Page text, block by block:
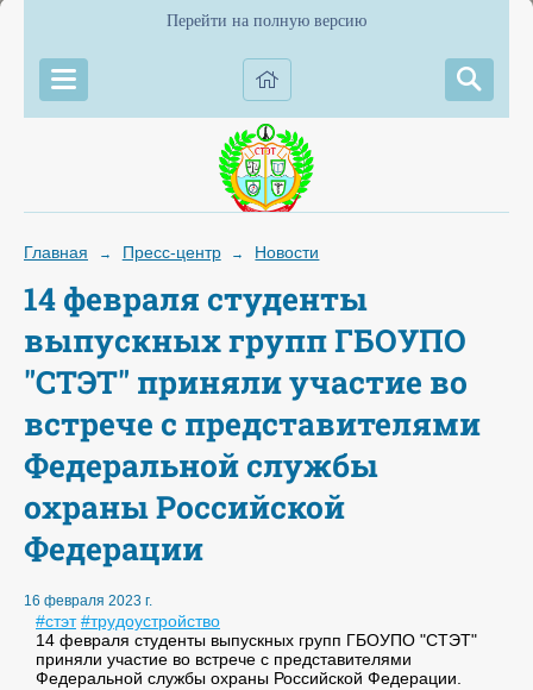
Перейти на полную версию
Главная → Пресс-центр → Новости
14 февраля студенты
выпускных групп ГБОУПО
"СТЭТ" приняли участие во
встрече с представителями
Федеральной службы
охраны Российской
Федерации
16 февраля 2023 г.
#стэт #трудоустройство
14 февраля студенты выпускных групп ГБОУПО "СТЭТ"
приняли участие во встрече с представителями
Федеральной службы охраны Российской Федерации.